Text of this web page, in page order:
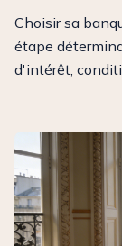
Choisir sa
étape
d'intérêt,